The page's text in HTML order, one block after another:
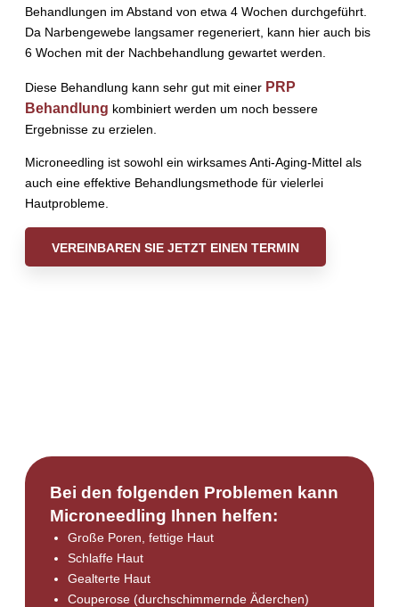
Bei den folgenden Problemen kann
Microneedling Ihnen helfen:
Große Poren, fettige Haut
Schlaffe Haut
Gealterte Haut
Couperose (durchschimmernde Äderchen)
Behandlungen im Abstand von etwa 4 Wochen durchgeführt.
Da Narbengewebe langsamer regeneriert, kann hier auch bis
6 Wochen mit der Nachbehandlung gewartet werden.
Diese Behandlung kann sehr gut mit einer PRP
Behandlung kombiniert werden um noch bessere
Ergebnisse zu erzielen.
Microneedling ist sowohl ein wirksames Anti-Aging-Mittel als
auch eine effektive Behandlungsmethode für vielerlei
Hautprobleme.
VEREINBAREN SIE JETZT EINEN TERMIN